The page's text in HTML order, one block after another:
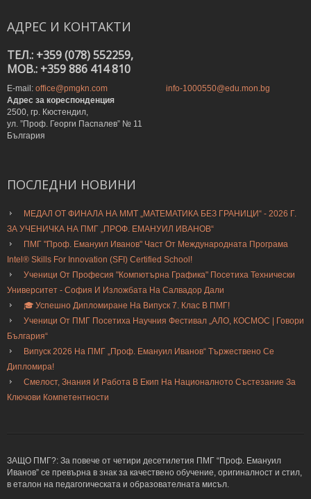
АДРЕС И КОНТАКТИ
ТЕЛ.: +359 (078) 552259,
MOB.: +359 886 414 810
E-mail: office@pmgkn.com
info-1000550@edu.mon.bg
Адрес за кореспонденция
2500, гр. Кюстендил,
ул. ”Проф. Георги Паспалев” № 11
България
ПОСЛЕДНИ НОВИНИ
МЕДАЛ ОТ ФИНАЛА НА ММТ „МАТЕМАТИКА БЕЗ ГРАНИЦИ“ - 2026 Г.
ЗА УЧЕНИЧКА НА ПМГ „ПРОФ. ЕМАНУИЛ ИВАНОВ“
ПМГ "Проф. Емануил Иванов" Част От Международната Програма
Intel® Skills For Innovation (SFI) Certified School!
Ученици От Професия "Компютърна Графика" Посетиха Технически
Университет - София И Изложбата На Салвадор Дали
🎓 Успешно Дипломиране На Випуск 7. Клас В ПМГ!
Ученици От ПМГ Посетиха Научния Фестивал „АЛО, КОСМОС | Говори
България“
Випуск 2026 На ПМГ „Проф. Емануил Иванов“ Тържествено Се
Дипломира!
Смелост, Знания И Работа В Екип На Националното Състезание За
Ключови Компетентности
ЗАЩО ПМГ?: За повече от четири десетилетия ПМГ “Проф. Емануил
Иванов” се превърна в знак за качествено обучение, оригиналност и стил,
в еталон на педагогическата и образователната мисъл.